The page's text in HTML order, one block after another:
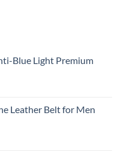
Blue Light Premium
Leather Belt for Men